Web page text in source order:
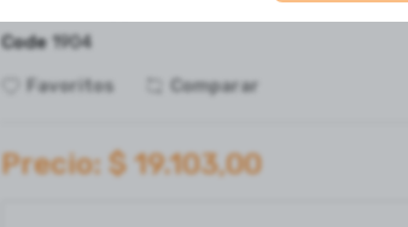
Code 1904
Favoritos
Comparar
Precio: $ 19.103,00